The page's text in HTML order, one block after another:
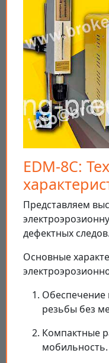
EDM-8C:
Представляем
дефектных следов.
Основные
Обеспечение
резьбы без
Компактные
мобильность.